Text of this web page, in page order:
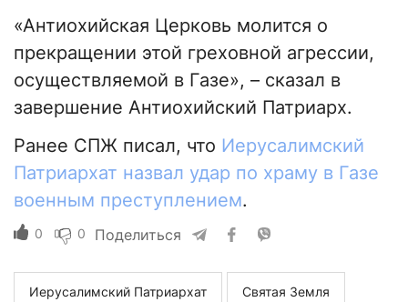
«Антиохийская Церковь молится о
прекращении этой греховной агрессии,
осуществляемой в Газе», – сказал в
завершение Антиохийский Патриарх.
Ранее СПЖ писал, что Иерусалимский
Патриархат назвал удар по храму в Газе
военным преступлением.
0 0 Поделиться
Иерусалимский Патриархат Святая Земля